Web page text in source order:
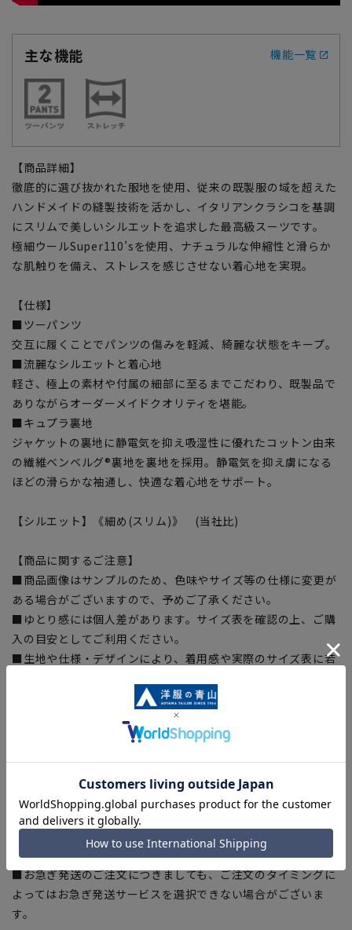
主な機能 機能一覧
【商品詳細】
徹底的に選び抜かれた服地を使用、従来の既製服の域を超えた
ハンドメイドの縫製技術を活かし、イタリアンクラシコを基調
にスリムで美しいシルエットを追求した最高級スーツです。
極細ウールSuper110’sを使用、ナチュラルな伸縮性と滑らか
な肌触りを備え、ストレスを感じさせない着心地を実現。
【仕様】
■ツーパンツ
交互に履くことでパンツの傷みを軽減、綺麗な状態をキープ。
■流麗なシルエットと着心地
軽さ、極上の素材や付属の細部に至るまでこだわり、既製品で
ありながらオーダーメイドクオリティを堪能。
■キュプラ裏地
ジャケットの裏地に静電気を抑え吸湿性に優れたコットン由来
の繊維ベンベルグ®裏地を裏地を採用。静電気を抑え虜になる
ほどの滑らかな袖通し、快適な着心地をサポート。
【シルエット】《細め(スリム)》 (当社比)
【商品に関するご注意】
■商品画像はサンプルのため、色味やサイズ等の仕様に変更が
ある場合がございますので、予めご了承ください。
■ゆとり感には個人差があります。サイズ表を確認の上、ご購
入の目安としてご利用ください。
■生地や仕様・デザインにより、着用感や実際のサイズ表に若
■サイズスペックは仕上がりサイズを記載しております。一
部、商品現物におすすめサイズ(ヌードサイズ)を記載している
加減により、実際の商品と掲載画像の色味が異なる場合がござ
■店舗や各モールサイトと商品在庫を共有しております関係
上、ご注文いただいたタイミングにより欠品が発生し、ご注文
を完了できない場合がございます。予めご了承ください。
■お急ぎ発送のご注文につきましても、ご注文のタイミングに
よってはお急ぎ発送サービスを選択できない場合がございま
す。